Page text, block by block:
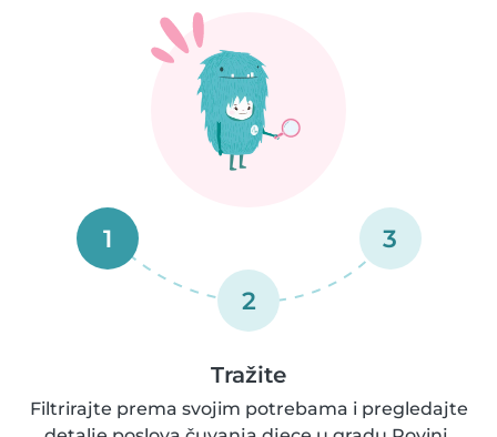
1
2
3
Tražite
Filtrirajte prema svojim potrebama i pregledajte